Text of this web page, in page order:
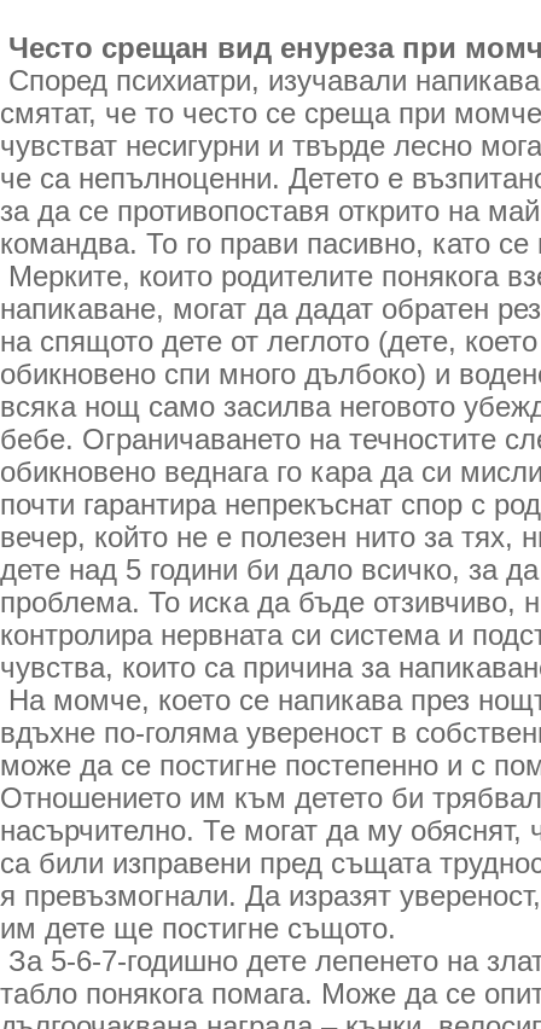
Често срещан вид енуреза при
Според психиатри, изучавали
смятат, че то често се среща при
чувстват несигурни и твърде лесно
че са непълноценни. Детето е
за да се противопоставя открито на
командва. То го прави пасивно, като се
Мерките, които родителите понякога
напикаване, могат да дадат обратен
на спящото дете от леглото (дете,
обикновено спи много дълбоко) и
всяка нощ само засилва неговото
бебе. Ограничаването на течностите
обикновено веднага го кара да си
почти гарантира непрекъснат спор с
вечер, който не е полезен нито за тях,
дете над 5 години би дало всичко, за
проблема. То иска да бъде отзивчиво,
контролира нервната си система и
чувства, които са причина за
На момче, което се напикава през
вдъхне по-голяма увереност в
може да се постигне постепенно и с
Отношението им към детето би
насърчително. Те могат да му обяснят,
са били изправени пред същата
я превъзмогнали. Да изразят
им дете ще постигне същото.
За 5-6-7-годишно дете лепенето на
табло понякога помага. Може да се